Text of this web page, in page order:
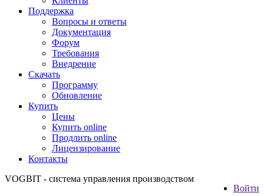
Поддержка
Вопросы и ответы
Документация
Форум
Требования
Внедрение
Скачать
Программу
Обновление
Купить
Цены
Купить online
Продлить online
Лицензирование
Контакты
Войти
VOGBIT - система управления производством